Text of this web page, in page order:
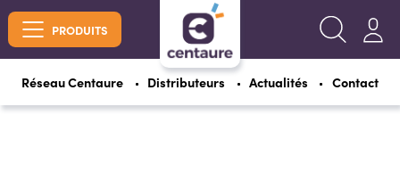
PRODUITS
Réseau Centaure Distributeurs Actualités Contact